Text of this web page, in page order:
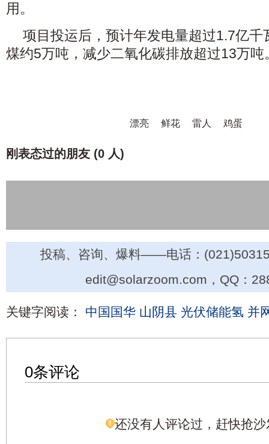
用。
项目投运后，预计年发电量超过1.7亿千
煤约5万吨，减少二氧化碳排放超过13万吨
漂亮 鲜花 雷人 鸡蛋
刚表态过的朋友 (0 人)
投稿、咨询、爆料——电话：
edit@solarzoom.com，QQ：
关键字阅读： 中国国华 山阴县 光伏储能氢 并
0条评论
还没有人评论过，赶快抢沙